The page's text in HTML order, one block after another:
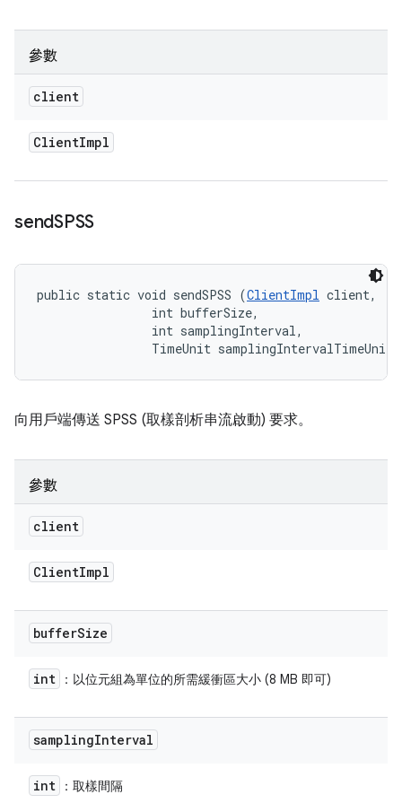
參數
client
ClientImpl
sendSPSS
public static void sendSPSS (ClientImpl client,
                int bufferSize,
                int samplingInterval,
TimeUnit
向用戶端傳送 SPSS (取樣剖析串流啟動) 要求。
參數
client
ClientImpl
bufferSize
int ：以位元組為單位的所需緩衝區大小 (8 MB 即可)
samplingInterval
int ：取樣間隔